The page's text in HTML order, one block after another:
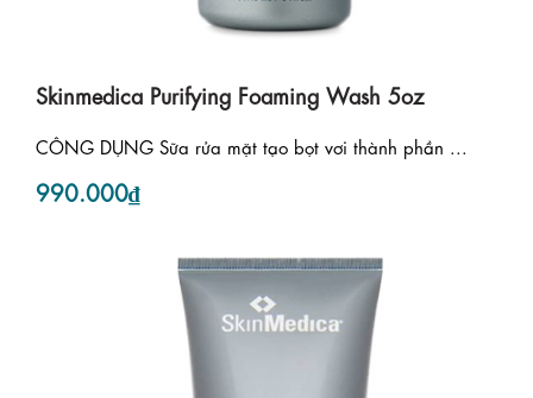
Skinmedica Purifying Foaming Wash 5oz
CÔNG DỤNG Sữa rửa mặt tạo bọt vơi thành phần ...
990.000₫